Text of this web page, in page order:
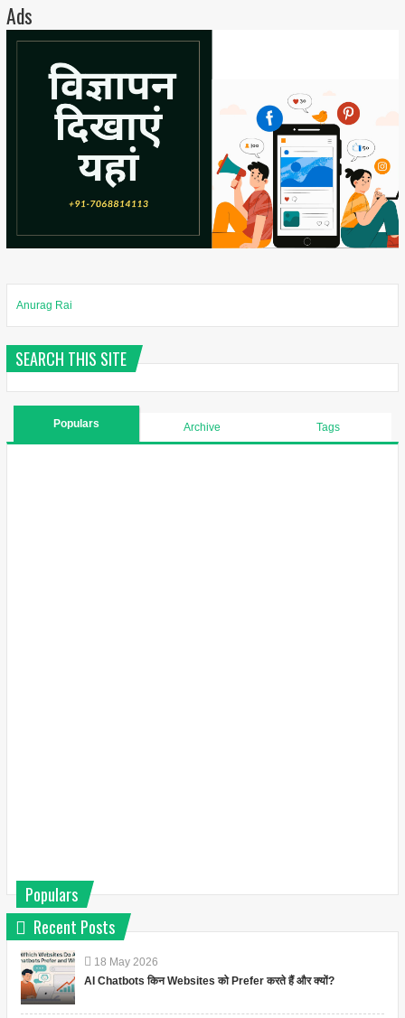
Ads
Anurag Rai
SEARCH THIS SITE
Populars Archive Tags
Populars
Recent Posts
18 May 2026
AI Chatbots किन Websites को Prefer करते हैं और क्यों?